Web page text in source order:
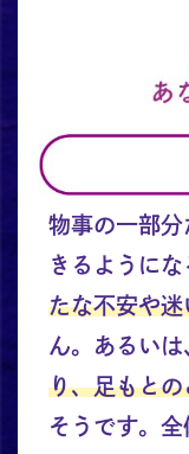
物事の一部
きるように
たな不安や迷
ん。あるいは
り、足もと
そうです。